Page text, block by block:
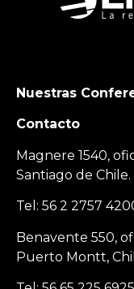
Nuestras
Contacto
Magnere 1540,
Santiago de Chile.
Tel: 56 2 2757
Benavente 550,
Puerto Montt,